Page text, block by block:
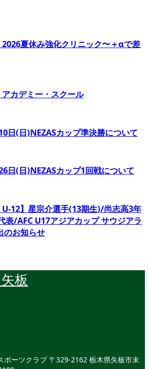
2026夏休み強化クリニック〜＋αで差
アカデミー・スクール
日(日)NEZASカップ準決勝について
日(日)NEZASカップ1回戦について
U-12】星宗介選手(13期生)/尚志高3年
表/AFC U17アジアカップ サウジアラ
のお知らせ
ポーツクラブ 〒329-2162 栃木県矢板市末